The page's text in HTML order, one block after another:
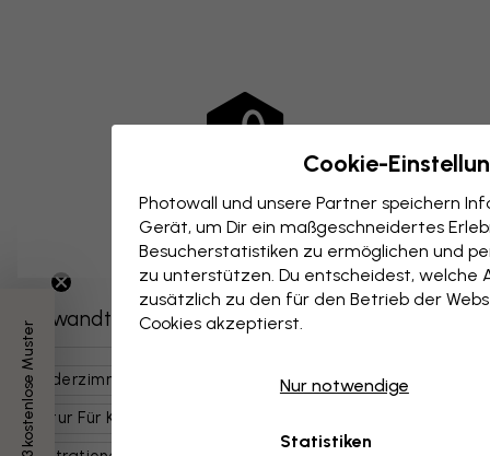
Verwandte Kategorien
Kinderzimmer Bäume & Wälder
Kinder
Natur Für Kinder
3 kostenlose Muster
Cookie-
Photowall und unsere Partner speichern
Gerät, um Dir ein maßgeschneidertes
Besucherstatistiken zu ermöglichen und
zu unterstützen. Du entscheidest, welche
zusätzlich zu den für den Betrieb der
Cookies akzeptierst.
Nur notwendige
Statistiken